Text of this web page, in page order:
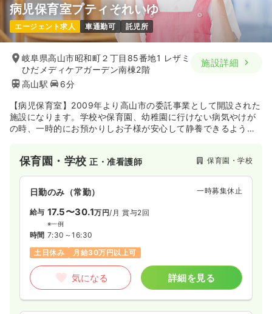
病児保育室プティそれいゆ
エージェント求人 車通勤可 託児所
岐阜県高山市昭和町２丁目85番地1 レザミ
ひだメディケアガーデン南棟2階
高山駅
6分
施設詳細
【病児保育室】2009年より高山市の委託事業として開設された
施設になります。学校や保育園、幼稚園に行けない病気やけが
の時、一時的にお預かりしお子様が安心して静養できるようサ
保育園・学校正・准看護師 保育園・学校
日勤のみ（常勤） 一時募集休止
給与 17.5〜30.1万円/月 賞与2回
※一例
時間 7:30～16:30
土日休み
月給30万円以上可
気になる 詳細を見る